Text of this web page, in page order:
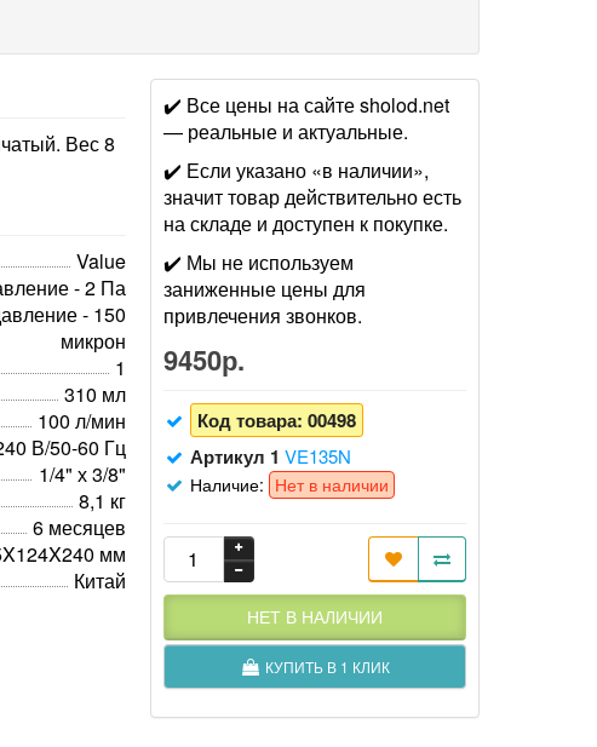
Вес 8
Value
- 2 Па
- 150
микрон
1
310 мл
100 л/мин
В/50-60 Гц
1/4" х 3/8"
8,1 кг
6 месяцев
мм
Китай
✔️ Все цены на сайте sholod.net
— реальные и актуальные.
✔️ Если указано «в наличии»,
значит товар действительно есть
на складе и доступен к покупке.
✔️ Мы не используем
заниженные цены для
привлечения звонков.
9450р.
Код товара: 00498
Артикул 1 VE135N
Наличие: Нет в наличии
НЕТ В НАЛИЧИИ
КУПИТЬ В 1 КЛИК